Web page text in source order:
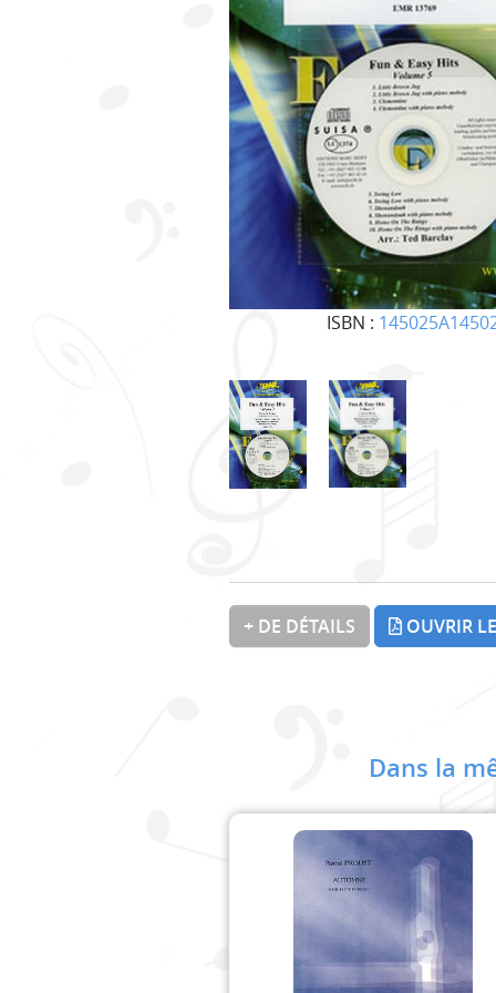
ISBN :
+ DE DÉTAILS OUVRIR
Dans la